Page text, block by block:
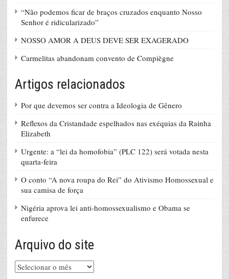
“Não podemos ficar de braços cruzados enquanto Nosso
Senhor é ridicularizado”
NOSSO AMOR A DEUS DEVE SER EXAGERADO
Carmelitas abandonam convento de Compiègne
Artigos relacionados
Por que devemos ser contra a Ideologia de Gênero
Reflexos da Cristandade espelhados nas exéquias da Rainha
Elizabeth
Urgente: a “lei da homofobia” (PLC 122) será votada nesta
quarta-feira
O conto “A nova roupa do Rei” do Ativismo Homossexual e
sua camisa de força
Nigéria aprova lei anti-homossexualismo e Obama se
enfurece
Arquivo do site
Arquivo
do